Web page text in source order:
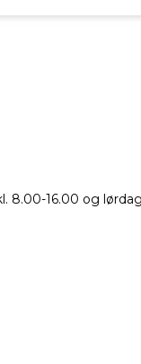
8.00-16.00 og